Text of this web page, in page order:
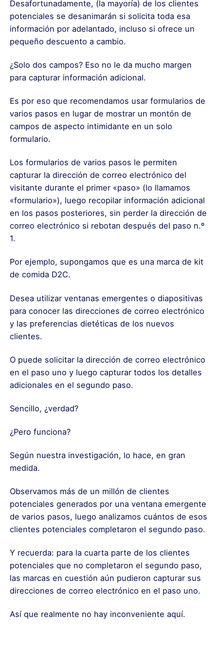
Desafortunadamente, (la mayoría) de los clientes
potenciales se desanimarán si solicita toda esa
información por adelantado, incluso si ofrece un
pequeño descuento a cambio.
¿Solo dos campos? Eso no le da mucho margen
para capturar información adicional.
Es por eso que recomendamos usar formularios de
varios pasos en lugar de mostrar un montón de
campos de aspecto intimidante en un solo
formulario.
Los formularios de varios pasos le permiten
capturar la dirección de correo electrónico del
visitante durante el primer «paso» (lo llamamos
«formulario»), luego recopilar información adicional
en los pasos posteriores, sin perder la dirección de
correo electrónico si rebotan después del paso n.º
1.
Por ejemplo, supongamos que es una marca de kit
de comida D2C.
Desea utilizar ventanas emergentes o diapositivas
para conocer las direcciones de correo electrónico
y las preferencias dietéticas de los nuevos
clientes.
O puede solicitar la dirección de correo electrónico
en el paso uno y luego capturar todos los detalles
adicionales en el segundo paso.
Sencillo, ¿verdad?
¿Pero funciona?
Según nuestra investigación, lo hace, en gran
medida.
Observamos más de un millón de clientes
potenciales generados por una ventana emergente
de varios pasos, luego analizamos cuántos de esos
clientes potenciales completaron el segundo paso.
Y recuerda: para la cuarta parte de los clientes
potenciales que no completaron el segundo paso,
las marcas en cuestión aún pudieron capturar sus
direcciones de correo electrónico en el paso uno.
Así que realmente no hay inconveniente aquí.